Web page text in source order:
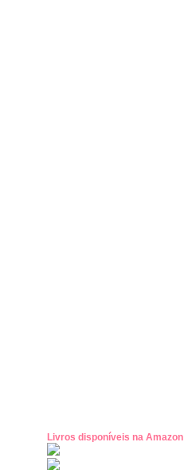
Livros disponíveis na Amazon